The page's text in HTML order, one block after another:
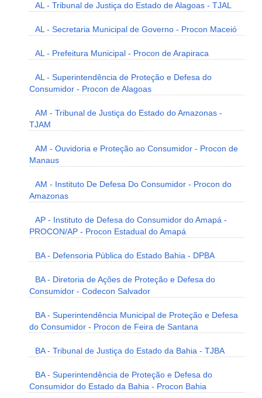
AL - Tribunal de Justiça do Estado de Alagoas - TJAL
AL - Secretaria Municipal de Governo - Procon Maceió
AL - Prefeitura Municipal - Procon de Arapiraca
AL - Superintendência de Proteção e Defesa do
Consumidor - Procon de Alagoas
AM - Tribunal de Justiça do Estado do Amazonas -
TJAM
AM - Ouvidoria e Proteção ao Consumidor - Procon de
Manaus
AM - Instituto De Defesa Do Consumidor - Procon do
Amazonas
AP - Instituto de Defesa do Consumidor do Amapá -
PROCON/AP - Procon Estadual do Amapá
BA - Defensoria Pública do Estado Bahia - DPBA
BA - Diretoria de Ações de Proteção e Defesa do
Consumidor - Codecon Salvador
BA - Superintendência Municipal de Proteção e Defesa
do Consumidor - Procon de Feira de Santana
BA - Tribunal de Justiça do Estado da Bahia - TJBA
BA - Superintendência de Proteção e Defesa do
Consumidor do Estado da Bahia - Procon Bahia